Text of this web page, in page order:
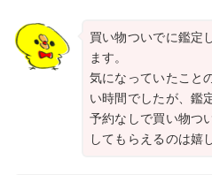
買い物ついでに鑑定
ます。
気になっていたこと
い時間でしたが、鑑
予約なしで買い物つ
してもらえるのは嬉